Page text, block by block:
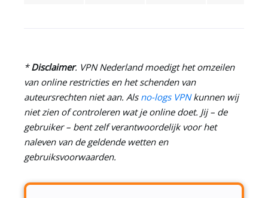
*Disclaimer. VPN Nederlandmoedigt het omzeilen
van online restricties en het schenden van
auteursrechten niet aan. Als no-logs VPNkunnen wij
niet zien of controleren wat je online doet. Jij – de
gebruiker – bent zelf verantwoordelijk voor het
naleven van de geldende wetten en
gebruiksvoorwaarden.